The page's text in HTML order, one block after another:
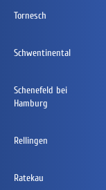
Tornesch
Schwentinental
Schenefeld bei
Hamburg
Rellingen
Ratekau